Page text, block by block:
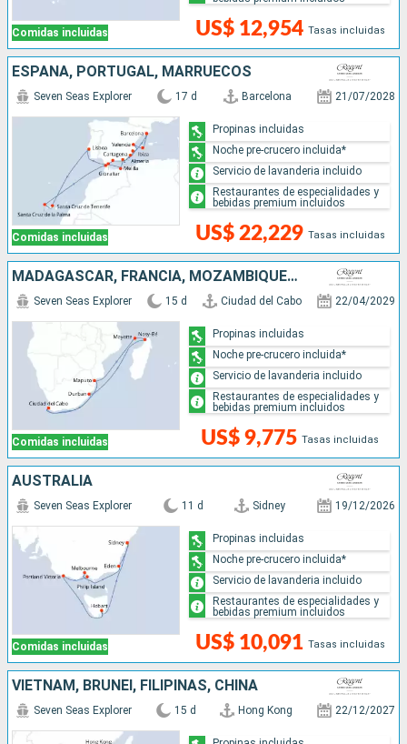
Comidas incluidas US$ 12,954 Tasas incluidas
ESPAÑA, PORTUGAL, MARRUECOS
Comidas incluidas
Seven Seas Explorer 17 d Barcelona 21/07/2028
US$ 22,229 Tasas incluidas
Propinas incluidas
Noche pre-crucero incluida*
Servicio de lavanderia incluido
Restaurantes de especialidades y
bebidas premium incluidos
MADAGASCAR, FRANCIA, MOZAMBIQUE, SUDAFRICA
Comidas incluidas
Seven Seas Explorer 15 d Ciudad del Cabo 22/04/2029
US$ 9,775 Tasas incluidas
Propinas incluidas
Noche pre-crucero incluida*
Servicio de lavanderia incluido
Restaurantes de especialidades y
bebidas premium incluidos
AUSTRALIA
Comidas incluidas
Seven Seas Explorer 11 d Sidney 19/12/2026
US$ 10,091 Tasas incluidas
Propinas incluidas
Noche pre-crucero incluida*
Servicio de lavanderia incluido
Restaurantes de especialidades y
bebidas premium incluidos
VIETNAM, BRUNEI, FILIPINAS, CHINA
Seven Seas Explorer 15 d Hong Kong 22/12/2027